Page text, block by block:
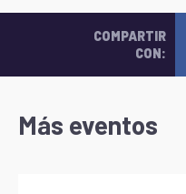
COMPARTIR
CON:
Más eventos